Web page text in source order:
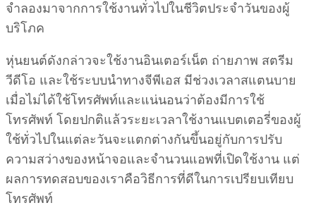
จำลองมาจากการใช้งานทั่วไปในชีวิตประจำวันของผู้
บริโภค
หุ่นยนต์ดังกล่าวจะใช้งานอินเตอร์เน็ต ถ่ายภาพ สตรีม
วีดีโอ และใช้ระบบนำทางจีพีเอส มีช่วงเวลาสแตนบาย
เมื่อไม่ได้ใช้โทรศัพท์และแน่นอนว่าต้องมีการใช้
โทรศัพท์ โดยปกติแล้วระยะเวลาใช้งานแบตเตอรี่ของผู้
ใช้ทั่วไปในแต่ละวันจะแตกต่างกันขึ้นอยู่กับการปรับ
ความสว่างของหน้าจอและจำนวนแอพที่เปิดใช้งาน แต่
ผลการทดสอบของเราคือวิธีการที่ดีในการเปรียบเทียบ
โทรศัพท์